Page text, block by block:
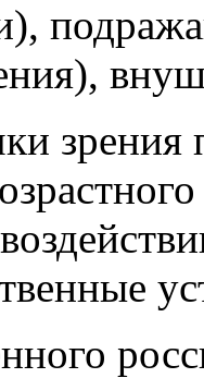
зрения